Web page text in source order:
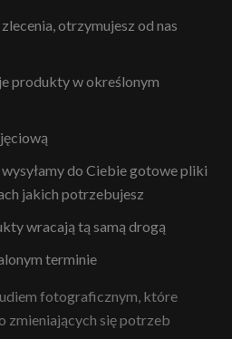
otrzymujesz od nas
produkty w określonym
do Ciebie gotowe pliki
jakich potrzebujesz
wracają tą samą drogą
terminie
fotograficznym, które
zmieniających się potrzeb